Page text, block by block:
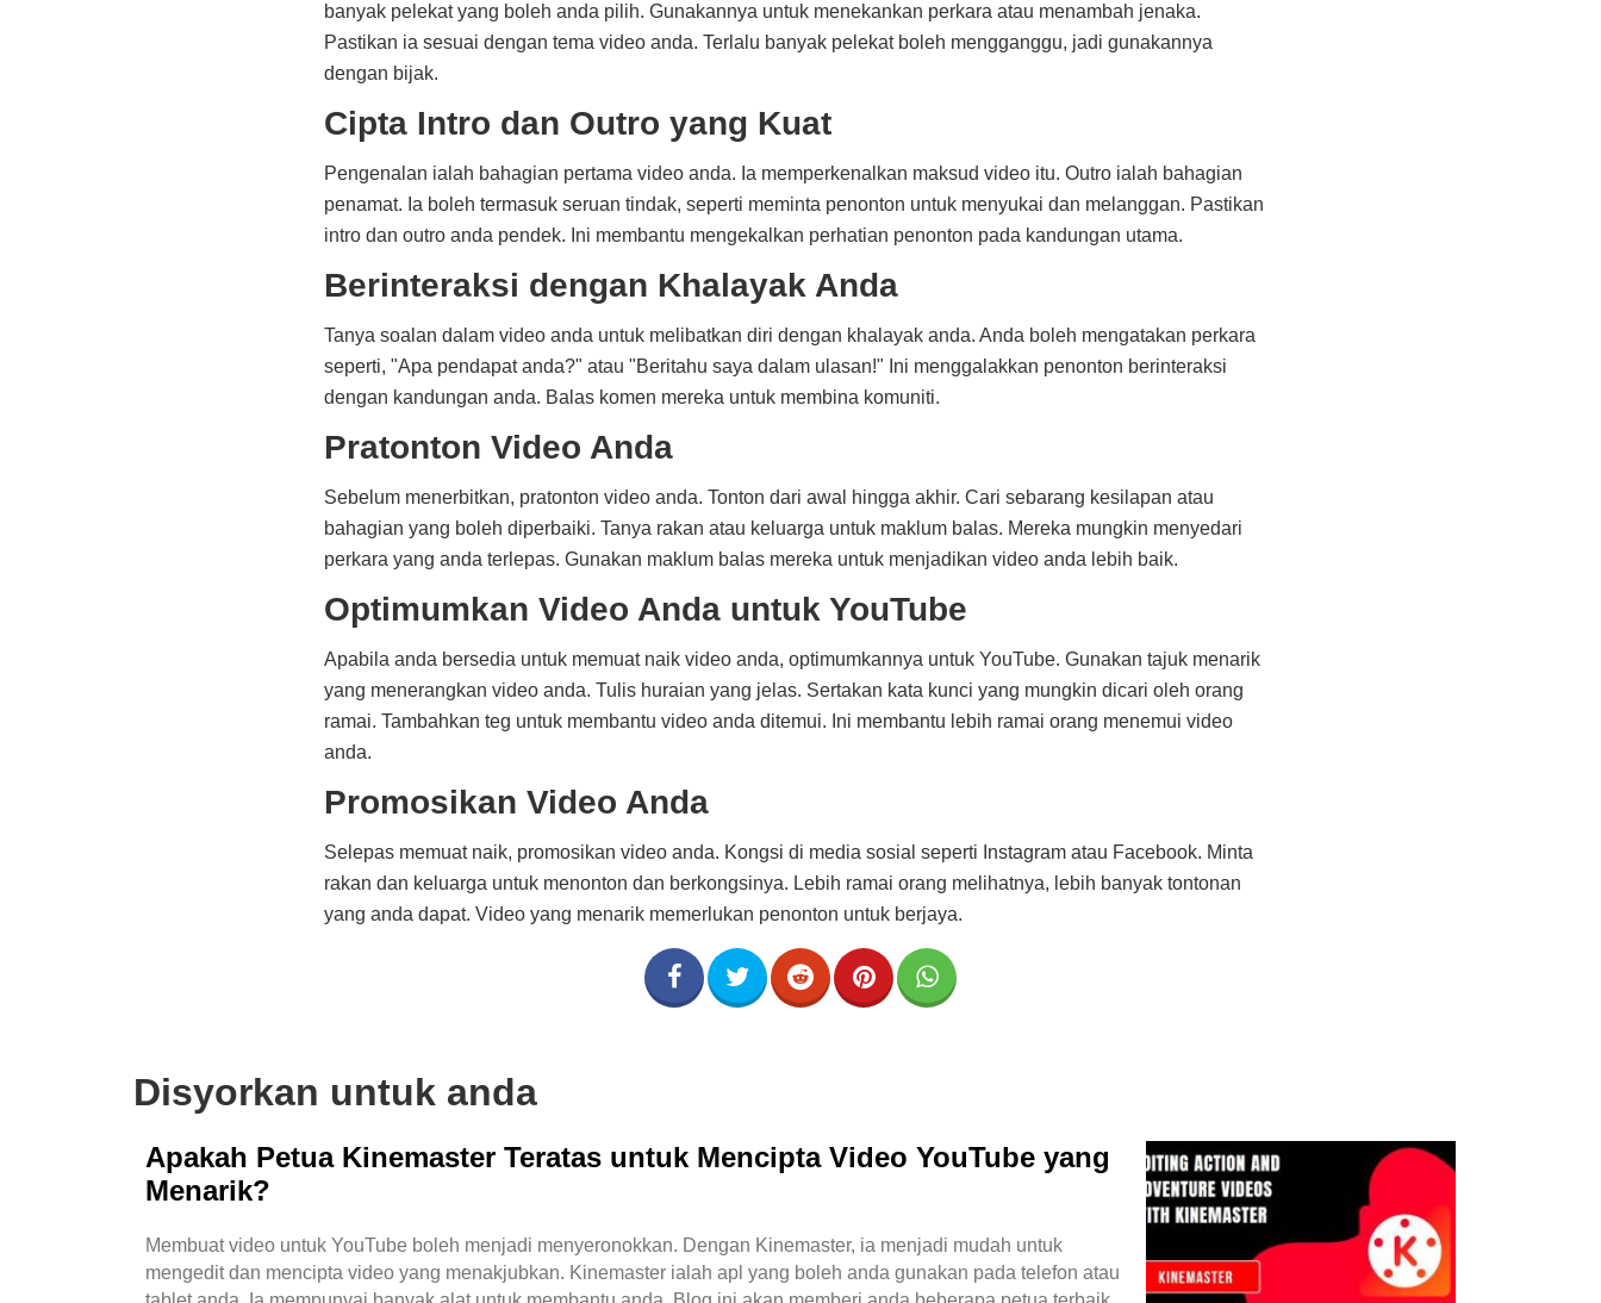
banyak pelekat yang boleh anda pilih. Gunakannya untuk menekankan perkara atau menambah jenaka.
Pastikan ia sesuai dengan tema video anda. Terlalu banyak pelekat boleh mengganggu, jadi gunakannya
dengan bijak.
Cipta Intro dan Outro yang Kuat
Pengenalan ialah bahagian pertama video anda. Ia memperkenalkan maksud video itu. Outro ialah bahagian
penamat. Ia boleh termasuk seruan tindak, seperti meminta penonton untuk menyukai dan melanggan. Pastikan
intro dan outro anda pendek. Ini membantu mengekalkan perhatian penonton pada kandungan utama.
Berinteraksi dengan Khalayak Anda
Tanya soalan dalam video anda untuk melibatkan diri dengan khalayak anda. Anda boleh mengatakan perkara
seperti, "Apa pendapat anda?" atau "Beritahu saya dalam ulasan!" Ini menggalakkan penonton berinteraksi
dengan kandungan anda. Balas komen mereka untuk membina komuniti.
Pratonton Video Anda
Sebelum menerbitkan, pratonton video anda. Tonton dari awal hingga akhir. Cari sebarang kesilapan atau
bahagian yang boleh diperbaiki. Tanya rakan atau keluarga untuk maklum balas. Mereka mungkin menyedari
perkara yang anda terlepas. Gunakan maklum balas mereka untuk menjadikan video anda lebih baik.
Optimumkan Video Anda untuk YouTube
Apabila anda bersedia untuk memuat naik video anda, optimumkannya untuk YouTube. Gunakan tajuk menarik
yang menerangkan video anda. Tulis huraian yang jelas. Sertakan kata kunci yang mungkin dicari oleh orang
ramai. Tambahkan teg untuk membantu video anda ditemui. Ini membantu lebih ramai orang menemui video
anda.
Promosikan Video Anda
Selepas memuat naik, promosikan video anda. Kongsi di media sosial seperti Instagram atau Facebook. Minta
rakan dan keluarga untuk menonton dan berkongsinya. Lebih ramai orang melihatnya, lebih banyak tontonan
yang anda dapat. Video yang menarik memerlukan penonton untuk berjaya.
Disyorkan untuk anda
Apakah Petua Kinemaster Teratas untuk Mencipta Video YouTube yang
Menarik?
Membuat video untuk YouTube boleh menjadi menyeronokkan. Dengan Kinemaster, ia menjadi mudah untuk
mengedit dan mencipta video yang menakjubkan. Kinemaster ialah apl yang boleh anda gunakan pada telefon atau